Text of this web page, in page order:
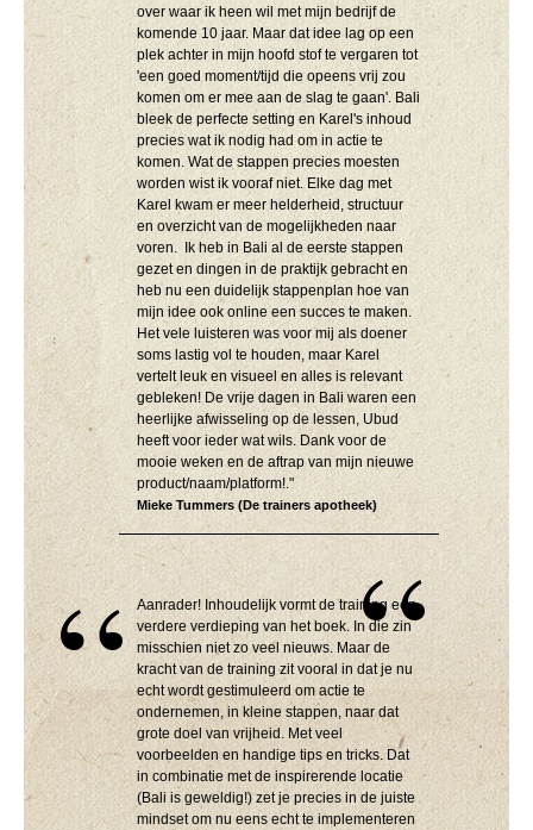
over waar ik heen wil met mijn bedrijf de
komende 10 jaar. Maar dat idee lag op een
plek achter in mijn hoofd stof te vergaren tot
'een goed moment/tijd die opeens vrij zou
komen om er mee aan de slag te gaan'. Bali
bleek de perfecte setting en Karel's inhoud
precies wat ik nodig had om in actie te
komen. Wat de stappen precies moesten
worden wist ik vooraf niet. Elke dag met
Karel kwam er meer helderheid, structuur
en overzicht van de mogelijkheden naar
voren. Ik heb in Bali al de eerste stappen
gezet en dingen in de praktijk gebracht en
heb nu een duidelijk stappenplan hoe van
mijn idee ook online een succes te maken.
Het vele luisteren was voor mij als doener
soms lastig vol te houden, maar Karel
vertelt leuk en visueel en alles is relevant
gebleken! De vrije dagen in Bali waren een
heerlijke afwisseling op de lessen, Ubud
heeft voor ieder wat wils. Dank voor de
mooie weken en de aftrap van mijn nieuwe
product/naam/platform!."
Mieke Tummers (De trainers apotheek)
Aanrader! Inhoudelijk vormt de training een
verdere verdieping van het boek. In die zin
misschien niet zo veel nieuws. Maar de
kracht van de training zit vooral in dat je nu
echt wordt gestimuleerd om actie te
ondernemen, in kleine stappen, naar dat
grote doel van vrijheid. Met veel
voorbeelden en handige tips en tricks. Dat
in combinatie met de inspirerende locatie
(Bali is geweldig!) zet je precies in de juiste
mindset om nu eens echt te implementeren